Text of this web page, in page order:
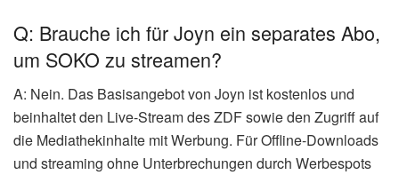
Q: Brauche ich für Joyn ein separates Abo,
um SOKO zu streamen?
A: Nein. Das Basisangebot von Joyn ist kostenlos und
beinhaltet den Live-Stream des ZDF sowie den Zugriff auf
die Mediathekinhalte mit Werbung. Für Offline-Downloads
und streaming ohne Unterbrechungen durch Werbespots